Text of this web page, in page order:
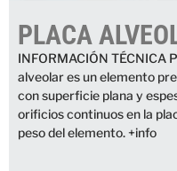
PLACA
INFORMACIÓN TÉCNICA
alveolar es un elemento
con superficie plana y
orificios continuos en la
peso del elemento. +info